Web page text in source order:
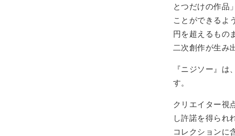
とつだけの作品
ことができるよ
円を超えるもの
二次創作が生み
『ニジソー』
す。
クリエイター視
し許諾を得られ
コレクションに